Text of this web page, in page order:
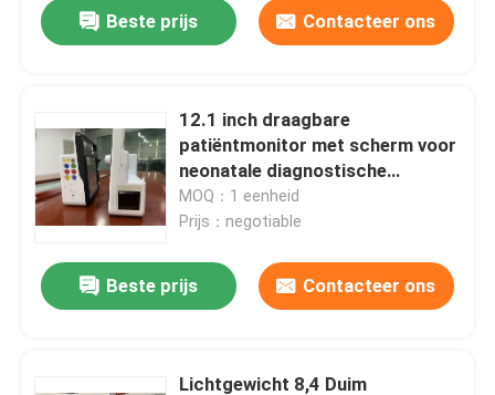
Huis
Video's
Ongeveer ons
Beste prijs Contacteer ons
12.1 inch draagbare
patiëntmonitor met scherm voor
neonatale diagnostische
operaties
MOQ：1 eenheid
Prijs：negotiable
Beste prijs Contacteer ons
Lichtgewicht 8,4 Duim